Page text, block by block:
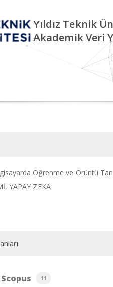
Yıldız Teknik
Akademik Veri
Öğrenme ve Örüntü
YAPAY ZEKA
Scopus 11